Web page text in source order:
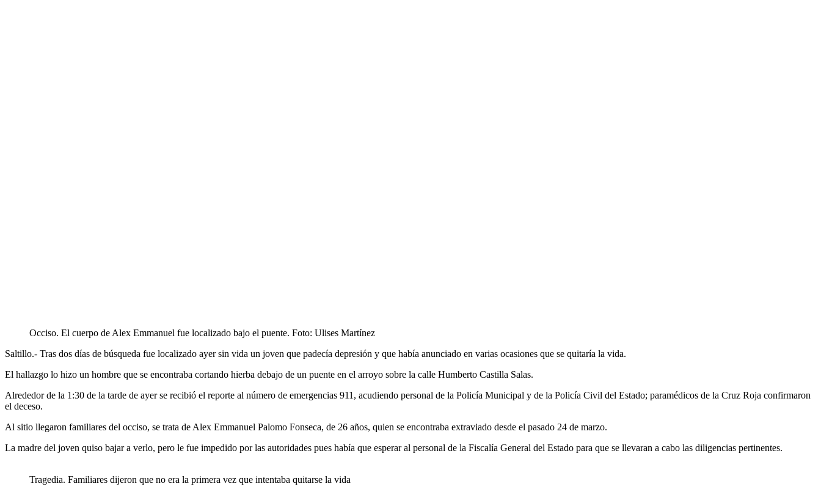
Occiso. El cuerpo de Alex Emmanuel fue localizado bajo el puente. Foto: Ulises Martínez
Saltillo.- Tras dos días de búsqueda fue localizado ayer sin vida un joven que padecía depresión y que había anunciado en varias ocasiones que se quitaría la vida.
El hallazgo lo hizo un hombre que se encontraba cortando hierba debajo de un puente en el arroyo sobre la calle Humberto Castilla Salas.
Alrededor de la 1:30 de la tarde de ayer se recibió el reporte al número de emergencias 911, acudiendo personal de la Policía Municipal y de la Policía Civil del Estado; paramédicos de la Cruz Roja confirmaron
el deceso.
Al sitio llegaron familiares del occiso, se trata de Alex Emmanuel Palomo Fonseca, de 26 años, quien se encontraba extraviado desde el pasado 24 de marzo.
La madre del joven quiso bajar a verlo, pero le fue impedido por las autoridades pues había que esperar al personal de la Fiscalía General del Estado para que se llevaran a cabo las diligencias pertinentes.
Tragedia. Familiares dijeron que no era la primera vez que intentaba quitarse la vida